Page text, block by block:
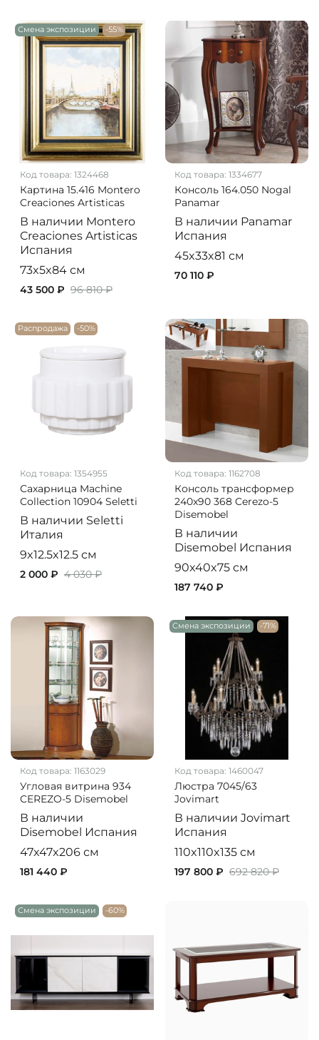
Смена экспозиции -55%
Код товара: 1324468
Картина 15.416 Montero
Creaciones Artisticas
В наличии Montero
Creaciones Artisticas
Испания
73x5x84 см
43 500 ₽ 96 810 ₽
Код товара: 1334677
Консоль 164.050 Nogal
Panamar
В наличии Panamar
Испания
45x33x81 см
70 110 ₽
Распродажа -50%
Код товара: 1354955
Сахарница Machine
Collection 10904 Seletti
В наличии Seletti
Италия
9x12.5x12.5 см
2 000 ₽ 4 030 ₽
Код товара: 1162708
Консоль трансформер
240x90 368 Cerezo-5
Disemobel
В наличии
Disemobel Испания
90x40x75 см
187 740 ₽
Код товара: 1163029
Угловая витрина 934
CEREZO-5 Disemobel
В наличии
Disemobel Испания
47x47x206 см
181 440 ₽
Смена экспозиции -71%
Код товара: 1460047
Люстра 7045/63
Jovimart
В наличии Jovimart
Испания
110x110x135 см
197 800 ₽ 692 820 ₽
Смена экспозиции -60%